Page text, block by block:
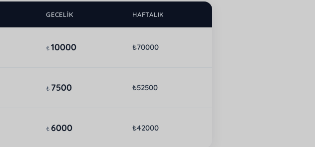
GECELIK HAFTALIK
₺10000 ₺70000
₺ 7500 ₺52500
₺ 6000 ₺42000